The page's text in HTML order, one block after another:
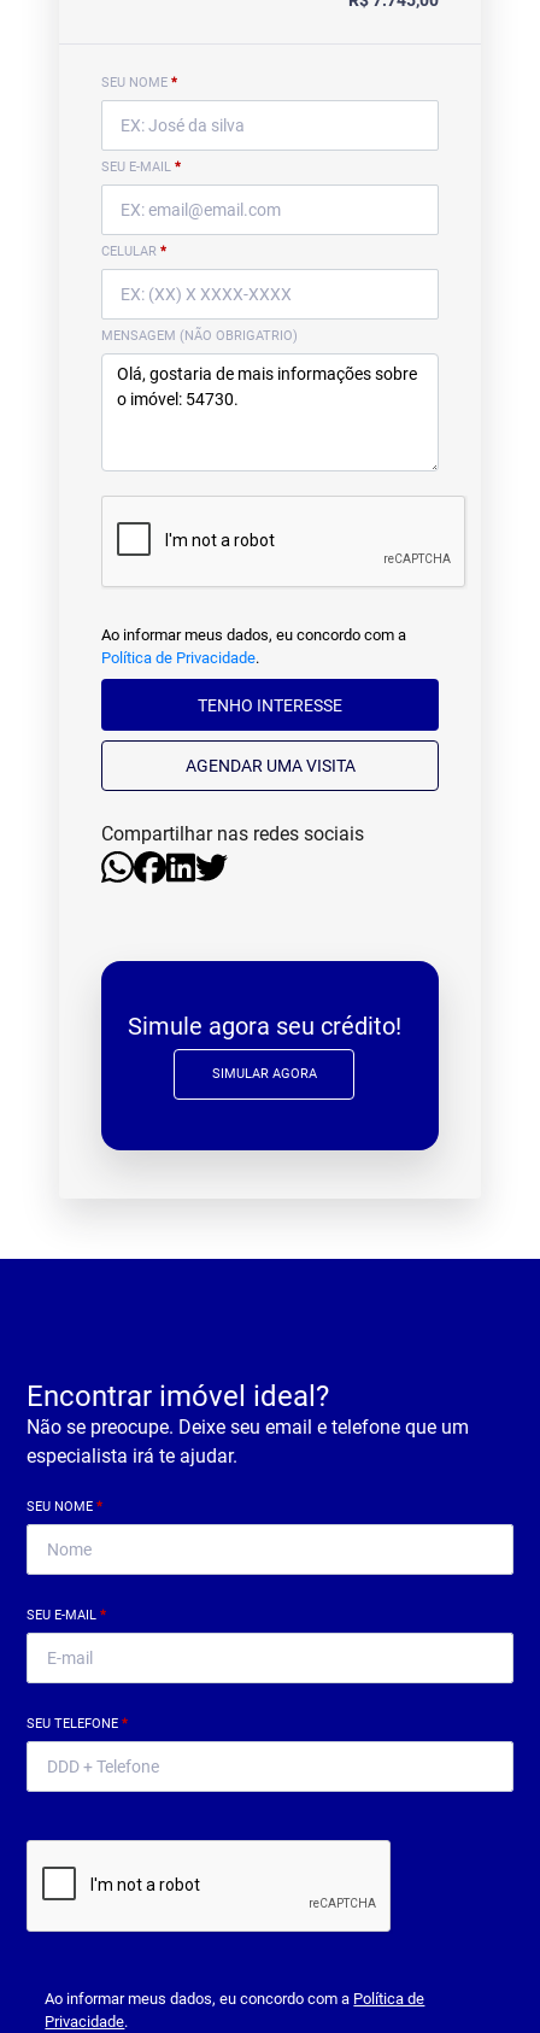
SEU NOME *
SEU E-MAIL *
CELULAR *
MENSAGEM (NÃO OBRIGATRIO)
Ao informar meus dados, eu concordo com a
Política de Privacidade.
TENHO INTERESSE
AGENDAR UMA VISITA
Compartilhar nas redes sociais
Simule agora seu crédito!
SIMULAR AGORA
Encontrar imóvel ideal?
Não se preocupe. Deixe seu email e telefone que um
especialista irá te ajudar.
SEU NOME*
SEU E-MAIL*
SEU TELEFONE*
Ao informar meus dados, eu concordo com a Política de
Privacidade.